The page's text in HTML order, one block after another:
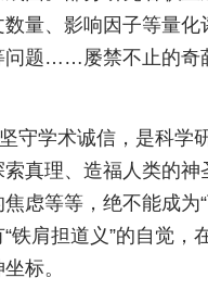
量、影响因子等量
问题……屡禁不止的奇
守学术诚信，是科
真理、造福人类的
虑等等，绝不能成为
铁肩担道义”的自觉
标。